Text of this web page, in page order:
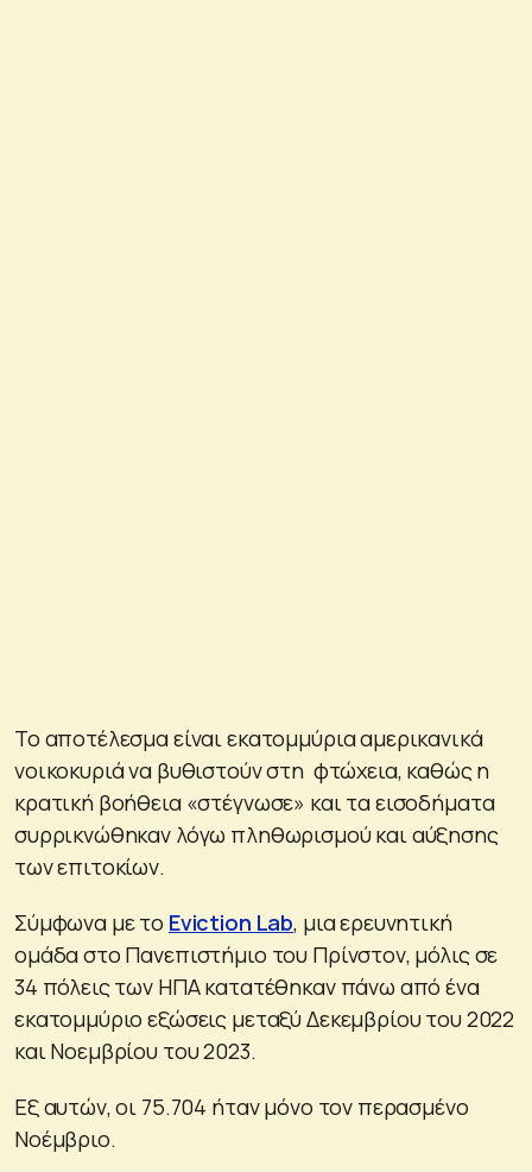
Το αποτέλεσμα είναι εκατομμύρια αμερικανικά
νοικοκυριά να βυθιστούν στη φτώχεια, καθώς η
κρατική βοήθεια «στέγνωσε» και τα εισοδήματα
συρρικνώθηκαν λόγω πληθωρισμού και αύξησης
των επιτοκίων.
Σύμφωνα με το Eviction Lab, μια ερευνητική
ομάδα στο Πανεπιστήμιο του Πρίνστον, μόλις σε
34 πόλεις των ΗΠΑ κατατέθηκαν πάνω από ένα
εκατομμύριο εξώσεις μεταξύ Δεκεμβρίου του 2022
και Νοεμβρίου του 2023.
Εξ αυτών, οι 75.704 ήταν μόνο τον περασμένο
Νοέμβριο.